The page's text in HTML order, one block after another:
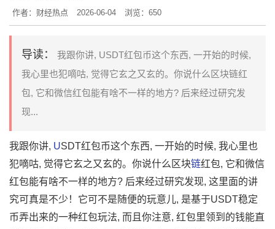
作者：财经热点 2026-06-04 浏览：650
导读：
我跟你讲, USDT红包币这个东西, 一开始的时候,
我心里也犯嘀咕, 觉得它玄之又玄的。你说什么区块链红
包, 它和微信红包能有啥不一样的地方? 后来经过研究发
现...
我跟你讲, USDT红包币这个东西, 一开始的时候, 我心里也
犯嘀咕, 觉得它玄之又玄的。你说什么区块链红包, 它和微信
红包能有啥不一样的地方? 后来经过研究发现, 这里面的讲
究可真是不少！它可不是随便的玩意儿, 是基于USDT稳定
币弄出来的一种红包玩法, 而且你注意, 红包里领到的钱能直